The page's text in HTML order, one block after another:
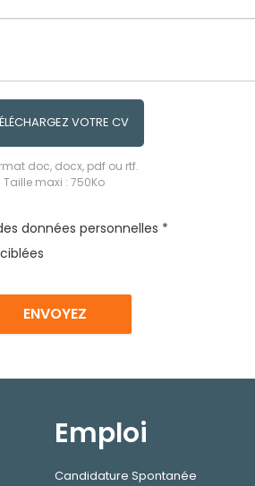
VOTRE CV
doc, docx, pdf ou rtf.
Taille maxi : 750Ko
données personnelles *
ENVOYEZ
Emploi
Candidature Spontanée